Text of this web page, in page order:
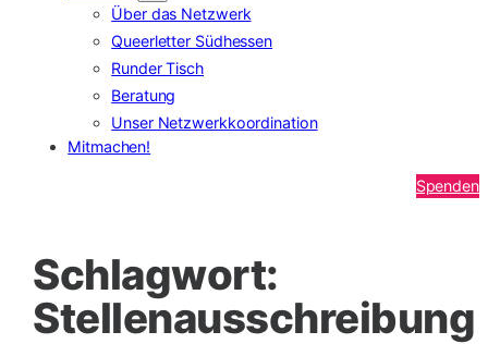
Über das Netzwerk
Queerletter Südhessen
Runder Tisch
Beratung
Unser Netzwerkkoordination
Mitmachen!
Spenden
Schlagwort:
Stellenausschreibung